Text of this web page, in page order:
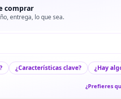
comprar
entrega, lo que sea.
¿Características clave? ¿Hay
¿Prefieres